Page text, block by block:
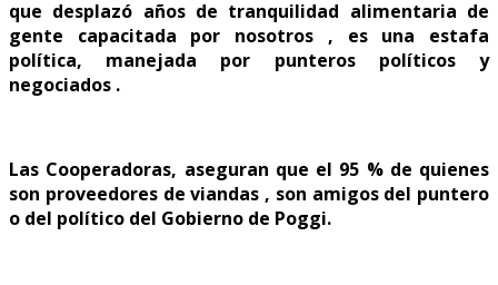
que desplazó años de tranquilidad alimentaria de
gente capacitada por nosotros , es una estafa
política, manejada por punteros políticos y
negociados .
Las Cooperadoras, aseguran que el 95 % de quienes
son proveedores de viandas , son amigos del puntero
o del político del Gobierno de Poggi.